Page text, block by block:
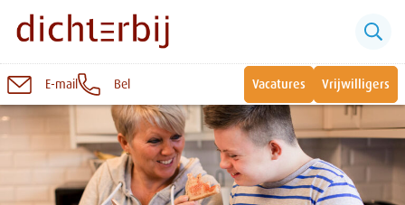
Naar
inhoud
E-mail Bel Vacatures Vrijwilligers
Sluiten
Snel naar: